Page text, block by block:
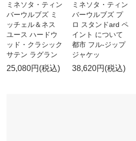
ミネソタ・ティン
バーウルブズ ミ
ッチェル＆ネス
ユース ハードウ
ッド・クラシック
サテン ラグラン
25,080円(税込)
ミネソタ・ティン
バーウルブズ プ
ロ スタンドard ペ
イント について
都市 フル-ジップ
ジャケッ
38,620円(税込)